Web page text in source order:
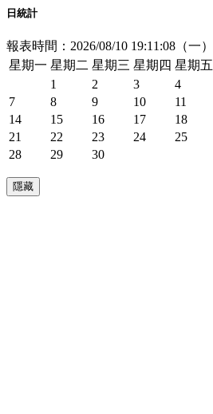
日統計
報表時間：2026/08/10 19:11:08（一）
星期一 星期二 星期三 星期四 星期五
1
2 3 4
7
8 9 10 11
14
15 16 17 18
21
22 23 24 25
28
29 30